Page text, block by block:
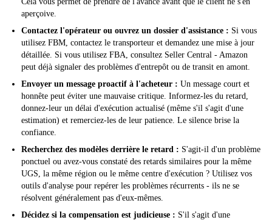
aperçoive.
Contactez l'opérateur ou ouvrez un dossier d'assistance : Si vous
utilisez FBM, contactez le transporteur et demandez une mise à jour
détaillée. Si vous utilisez FBA, consultez Seller Central - Amazon
peut déjà signaler des problèmes d'entrepôt ou de transit en amont.
Envoyer un message proactif à l'acheteur : Un message court et
honnête peut éviter une mauvaise critique. Informez-les du retard,
donnez-leur un délai d'exécution actualisé (même s'il s'agit d'une
estimation) et remerciez-les de leur patience. Le silence brise la
confiance.
Recherchez des modèles derrière le retard : S'agit-il d'un problème
ponctuel ou avez-vous constaté des retards similaires pour la même
UGS, la même région ou le même centre d'exécution ? Utilisez vos
outils d'analyse pour repérer les problèmes récurrents - ils ne se
résolvent généralement pas d'eux-mêmes.
Décidez si la compensation est judicieuse : S'il s'agit d'une